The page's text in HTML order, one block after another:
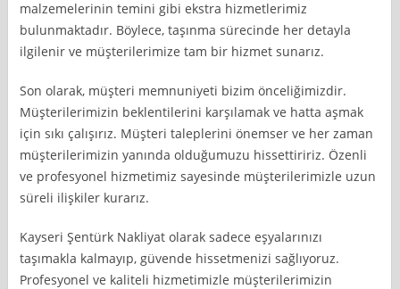
malzemelerinin temini gibi ekstra hizmetlerimiz
bulunmaktadır. Böylece, taşınma sürecinde her detayla
ilgilenir ve müşterilerimize tam bir hizmet sunarız.
Son olarak, müşteri memnuniyeti bizim önceliğimizdir.
Müşterilerimizin beklentilerini karşılamak ve hatta aşmak
için sıkı çalışırız. Müşteri taleplerini önemser ve her zaman
müşterilerimizin yanında olduğumuzu hissettiririz. Özenli
ve profesyonel hizmetimiz sayesinde müşterilerimizle uzun
süreli ilişkiler kurarız.
Kayseri Şentürk Nakliyat olarak sadece eşyalarınızı
taşımakla kalmayıp, güvende hissetmenizi sağlıyoruz.
Profesyonel ve kaliteli hizmetimizle müşterilerimizin